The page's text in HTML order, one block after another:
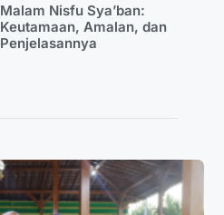
Malam Nisfu Sya’ban:
Keutamaan, Amalan, dan
Penjelasannya